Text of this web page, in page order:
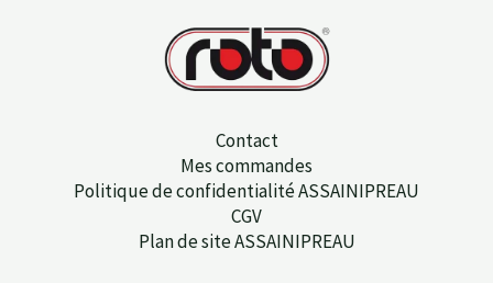
Contact
Mes commandes
Politique de confidentialité ASSAINIPREAU
CGV
Plan de site ASSAINIPREAU